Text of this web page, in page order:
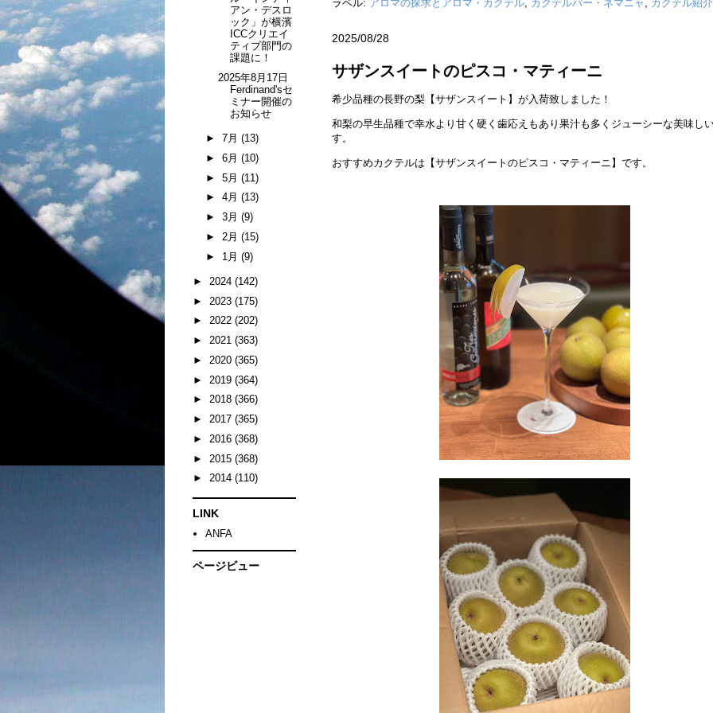
ラベル: アロマの探求とアロマ・カクテル カクテルバー・ネマニャ カクテル紹介
2025/08/28
サザンスイートのピスコ・マティーニ
希少品種の長野の梨【サザンスイート】が入荷致しました！
和梨の早生品種で幸水より甘く硬く歯応えもあり果汁も多くジューシーな美味し
す。
おすすめカクテルは【サザンスイートのピスコ・マティーニ】です。
アン・デスロ
ック」が横濱
ICCクリエイ
ティブ部門の
課題に！
2025年8月17日
Ferdinand'sセ
ミナー開催の
お知らせ
► 7月 (13)
► 6月 (10)
► 5月 (11)
► 4月 (13)
► 3月 (9)
► 2月 (15)
► 1月 (9)
► 2024 (142)
► 2023 (175)
► 2022 (202)
► 2021 (363)
► 2020 (365)
► 2019 (364)
► 2018 (366)
► 2017 (365)
► 2016 (368)
► 2015 (368)
► 2014 (110)
LINK
ANFA
ページビュー